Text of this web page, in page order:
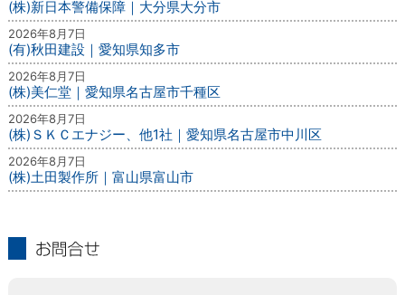
(株)新日本警備保障｜大分県大分市
2026年8月7日
(有)秋田建設｜愛知県知多市
2026年8月7日
(株)美仁堂｜愛知県名古屋市千種区
2026年8月7日
(株)ＳＫＣエナジー、他1社｜愛知県名古屋市中川区
2026年8月7日
(株)土田製作所｜富山県富山市